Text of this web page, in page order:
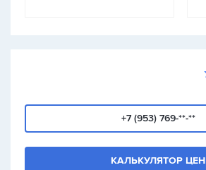
+7 (953) 769-**-**
КАЛЬКУЛЯТОР ЦЕН